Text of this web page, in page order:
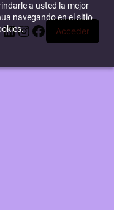
a usted la mejor
navegando en el sitio
LinkedIn
Instagram
Facebook
Acceder